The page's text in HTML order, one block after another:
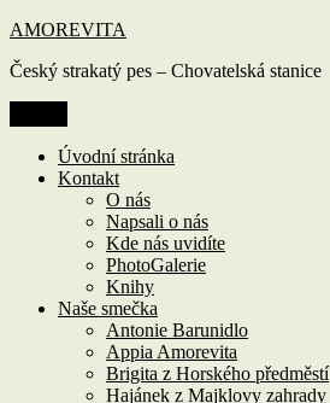
Přejít
obsahu
AMOREVITA
Český strakatý pes – Chovatelská stanice
Úvodní stránka
Kontakt
O nás
Napsali o nás
Kde nás uvidíte
PhotoGalerie
Knihy
Naše smečka
Antonie Barunidlo
Appia Amorevita
Brigita z Horského předměstí
Hajánek z Majklovy zahrady